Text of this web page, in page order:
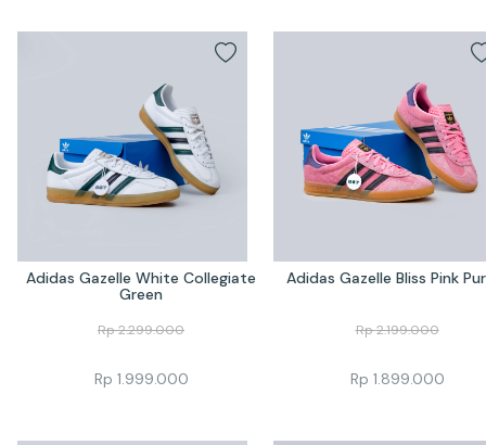
Adidas Gazelle White Collegiate
Green
Rp2.299.000
Rp 1.999.000
Adidas Gazelle Bliss Pink
Rp2.199.000
Rp 1.899.000